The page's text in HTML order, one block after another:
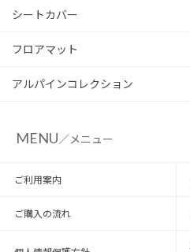
シートカバー
フロアマット
アルパインコレクション
MENU／メニュー
ご利用案内
ご購入の流れ